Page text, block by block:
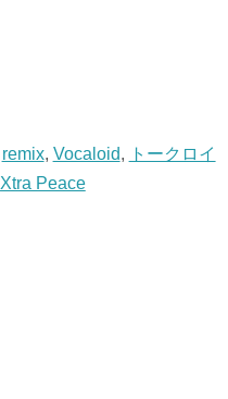
remix, Vocaloid,
トークロイ
Xtra Peace